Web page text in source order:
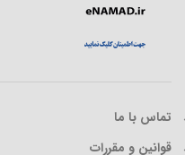
تماس با ما
قوانین و مقررات